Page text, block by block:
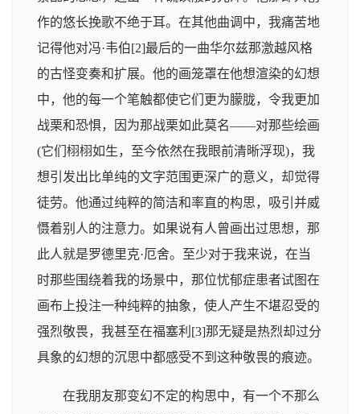
作的悠长挽歌不绝于耳。在其他曲调中，我痛苦地
记得他对冯·韦伯[2]最后的一曲华尔兹那激越风格
的古怪变奏和扩展。他的画笼罩在他想渲染的幻想
中，他的每一个笔触都使它们更为朦胧，令我更加
战栗和恐惧，因为那战栗如此莫名——对那些绘画
(它们栩栩如生，至今依然在我眼前清晰浮现)，我
想引发出比单纯的文字范围更深广的意义，却觉得
徒劳。他通过纯粹的简洁和率直的构思，吸引并威
慑着别人的注意力。如果说有人曾画出过思想，那
此人就是罗德里克·厄舍。至少对于我来说，在当
时那些围绕着我的场景中，那位忧郁症患者试图在
画布上投注一种纯粹的抽象，使人产生不堪忍受的
强烈敬畏，我甚至在福塞利[3]那无疑是热烈却过分
具象的幻想的沉思中都感受不到这种敬畏的痕迹。
在我朋友那变幻不定的构思中，有一个不那么